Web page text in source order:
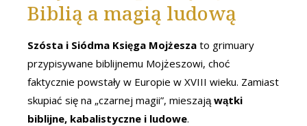
Biblią a magią ludową
Szósta i Siódma Księga Mojżesza to grimuary
przypisywane biblijnemu Mojżeszowi, choć
faktycznie powstały w Europie w XVIII wieku. Zamiast
skupiać się na „czarnej magii”, mieszają wątki
biblijne, kabalistyczne i ludowe.